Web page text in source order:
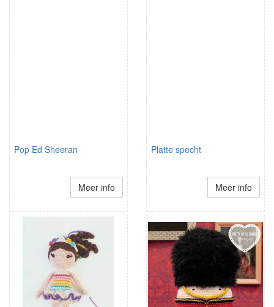
Pop Ed Sheeran
Meer info
Platte specht
Meer info